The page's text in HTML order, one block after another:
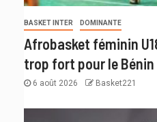
BASKET INTER DOMINANTE
Afrobasket féminin
trop fort pour le Bénin
6 août 2026 Basket221